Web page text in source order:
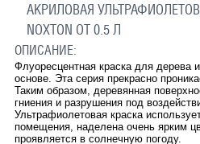
АКРИЛОВАЯ
NOXTON ОТ 0.5 Л
ОПИСАНИЕ:
Флуоресцентная краска для дерева
основе. Эта серия прекрасно
Таким образом, деревянная
гниения и разрушения под
Ультрафиолетовая краска
помещения, наделена очень ярким
проявляется в солнечную погоду.